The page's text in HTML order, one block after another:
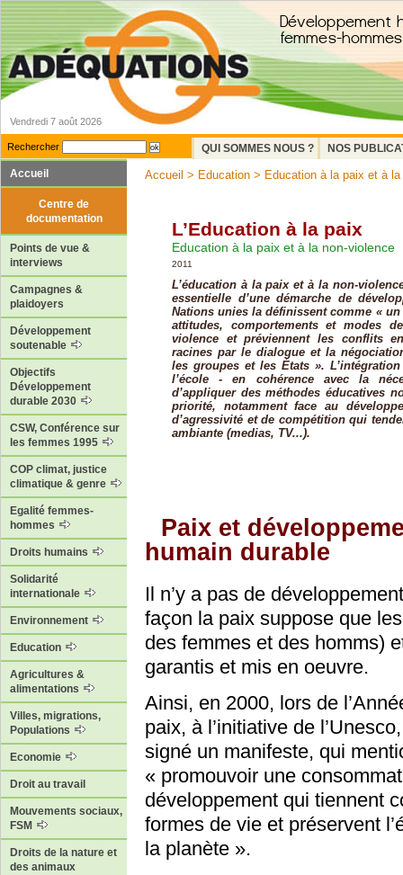
Vendredi 7 août 2026
Rechercher QUI SOMMES NOUS ?
NOS
Accueil
Centre de
documentation
Points de vue &
interviews
Campagnes &
plaidoyers
Développement
soutenable
Objectifs
Développement
durable 2030
CSW, Conférence sur
les femmes 1995
COP climat, justice
climatique & genre
Egalité femmes-
hommes
Droits humains
Solidarité
internationale
Environnement
Education
Agricultures &
alimentations
Villes, migrations,
Populations
Economie
Droit au travail
Mouvements sociaux,
FSM
Droits de la nature et
des animaux
Accueil > Education > Education à la paix et à
L’Education à la paix
Education à la paix et à la non-violence
2011
L’éducation à la paix et à la non-
essentielle d’une démarche de
Nations unies la définissent comme «
attitudes, comportements et modes
violence et préviennent les conflits
racines par le dialogue et la
les groupes et les États ».
l’école - en cohérence avec la
d’appliquer des méthodes éducatives
priorité, notamment face au
d’agressivité et de compétition qui
ambiante (medias, TV...).
Paix et
humain durable
Il n’y a pas de
façon la paix suppose que
des femmes et des homms)
garantis et mis en oeuvre.
Ainsi, en 2000, lors de
paix, à l’initiative de
signé un manifeste, qui
« promouvoir une
développement qui tiennent
formes de vie et préservent
la planète ».